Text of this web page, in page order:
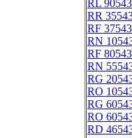
RL 90543
RR
RF 37543
RN
RF 80543
RN
RG
RO
RG
RO
RD